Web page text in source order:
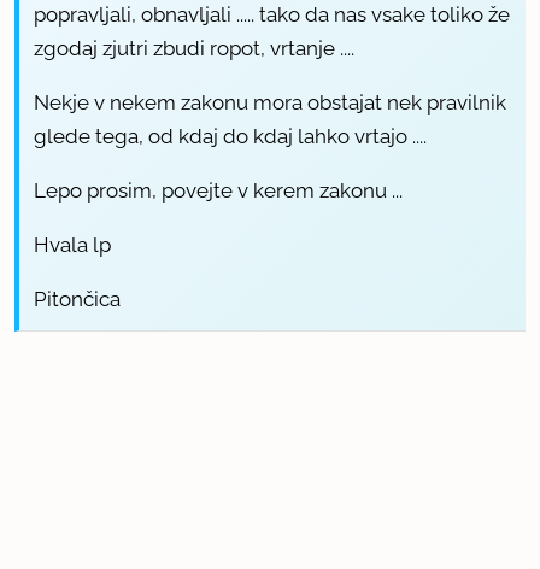
popravljali, obnavljali ..... tako da nas vsake toliko že
zgodaj zjutri zbudi ropot, vrtanje ....
Nekje v nekem zakonu mora obstajat nek pravilnik
glede tega, od kdaj do kdaj lahko vrtajo ....
Lepo prosim, povejte v kerem zakonu ...
Hvala lp
Pitončica